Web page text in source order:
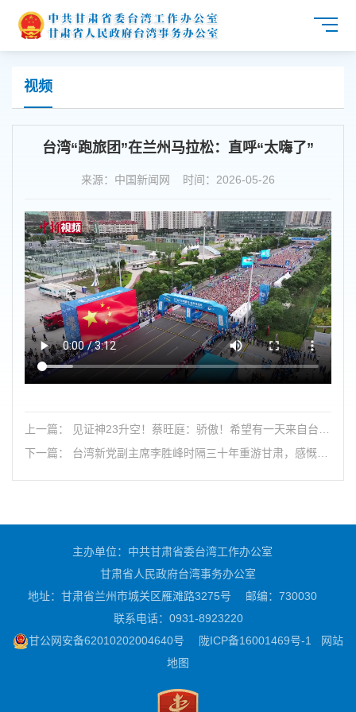
视频
台湾“跑旅团”在兰州马拉松：直呼“太嗨了”
来源：中国新闻网 时间：2026-05-26
上一篇： 见证神23升空！蔡旺庭：骄傲！希望有一天来自台湾
的航天员能跟随祖国一起进入太空！
下一篇： 台湾新党副主席李胜峰时隔三十年重游甘肃，感慨文
式，未来发展可期
主办单位：中共甘肃省委台湾工作办公室
甘肃省人民政府台湾事务办公室
地址：甘肃省兰州市城关区雁滩路3275号
邮编：730030
联系电话：0931-8923220
甘公网安备62010202004640号
陇ICP备16001469号-1
网站
地图